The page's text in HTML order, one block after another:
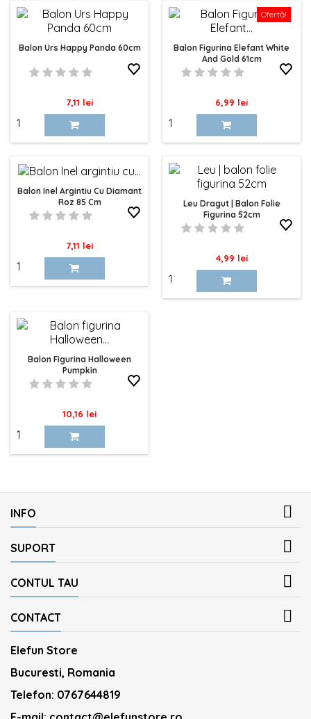
Balon Urs Happy Panda 60cm
Pret
7,11 lei
Ofertă!
Balon Figurina Elefant White
And Gold 61cm
Pret
6,99 lei
Balon Inel Argintiu Cu Diamant
Roz 85 Cm
Pret
7,11 lei
Leu Dragut | Balon Folie
Figurina 52cm
Pret
4,99 lei
Balon Figurina Halloween
Pumpkin
Pret
10,16 lei
INFO 
SUPORT 
CONTUL TAU 
CONTACT 
Elefun Store
Bucuresti, Romania
Telefon: 0767644819